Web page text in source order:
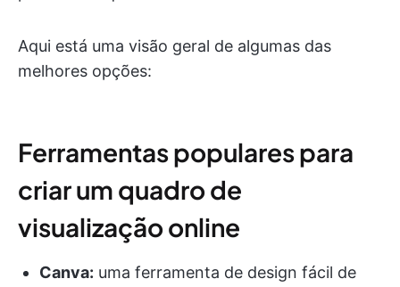
Aqui está uma visão geral de algumas das
melhores opções:
Ferramentas populares para
criar um quadro de
visualização online
Canva: uma ferramenta de design fácil de